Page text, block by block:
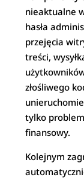
nieaktualne
hasła
przejęcia
treści,
złośliwego
tylko
finansowy.
Kolejnym